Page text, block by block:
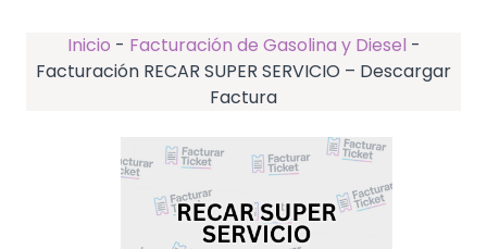
Inicio - Facturación de Gasolina y Diesel -
Facturación RECAR SUPER SERVICIO – Descargar
Factura